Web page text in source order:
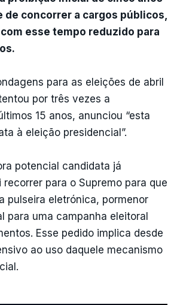
de concorrer a cargos públicos,
esse tempo reduzido para
para as eleições de abril
por três vezes a
15 anos, anunciou “esta
à eleição presidencial”.
potencial candidata já
para o Supremo para que
pulseira eletrónica, pormenor
para uma campanha eleitoral
Esse pedido implica desde
ao uso daquele mecanismo